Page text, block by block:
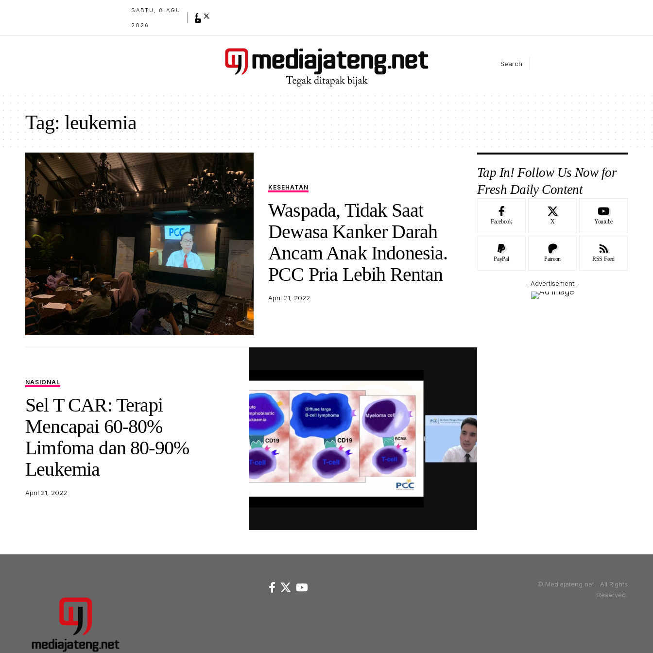
SABTU, 8 AGU
2026
Search
Tag:leukemia
KESEHATAN
Waspada, Tidak Saat
Dewasa Kanker Darah
Ancam Anak Indonesia.
PCC Pria Lebih Rentan
April 21, 2022
NASIONAL
Sel T CAR: Terapi
Mencapai 60-80%
Limfoma dan 80-90%
Leukemia
April 21, 2022
Tap In! Follow Us Now for
Fresh Daily Content
Facebook X Youtube
PayPal Patreon RSS Feed
- Advertisement -
© Mediajateng.net. All Rights
Reserved.